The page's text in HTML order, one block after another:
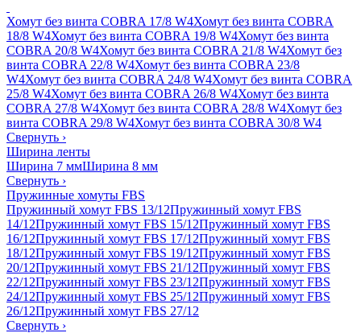
Хомут без винта COBRA 17/8 W4Хомут без винта COBRA
18/8 W4Хомут без винта COBRA 19/8 W4Хомут без винта
COBRA 20/8 W4Хомут без винта COBRA 21/8 W4Хомут без
винта COBRA 22/8 W4Хомут без винта COBRA 23/8
W4Хомут без винта COBRA 24/8 W4Хомут без винта COBRA
25/8 W4Хомут без винта COBRA 26/8 W4Хомут без винта
COBRA 27/8 W4Хомут без винта COBRA 28/8 W4Хомут без
винта COBRA 29/8 W4Хомут без винта COBRA 30/8 W4
Свернуть ›
Ширина ленты
Ширина 7 ммШирина 8 мм
Свернуть ›
Пружинные хомуты FBS
Пружинный хомут FBS 13/12Пружинный хомут FBS
14/12Пружинный хомут FBS 15/12Пружинный хомут FBS
16/12Пружинный хомут FBS 17/12Пружинный хомут FBS
18/12Пружинный хомут FBS 19/12Пружинный хомут FBS
20/12Пружинный хомут FBS 21/12Пружинный хомут FBS
22/12Пружинный хомут FBS 23/12Пружинный хомут FBS
24/12Пружинный хомут FBS 25/12Пружинный хомут FBS
26/12Пружинный хомут FBS 27/12
Свернуть ›